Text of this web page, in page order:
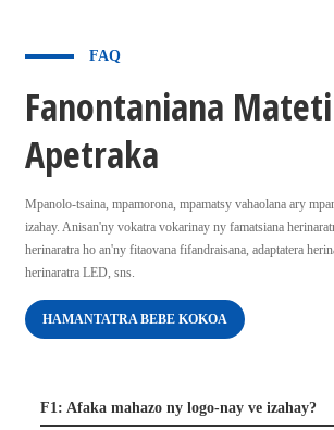
FAQ
Fanontaniana
Apetraka
Mpanolo-tsaina, mpamorona, mpamatsy vahaolana ary
izahay. Anisan'ny vokatra vokarinay ny famatsiana
herinaratra ho an'ny fitaovana fifandraisana, adaptatera
herinaratra LED, sns.
HAMANTATRA BEBE KOKOA
F1: Afaka mahazo ny logo-nay ve izahay?